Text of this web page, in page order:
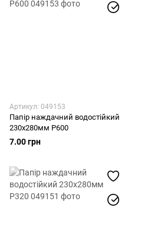
Артикул: 049153
Папір наждачний водостійкий
230х280мм Р600
7.00 грн